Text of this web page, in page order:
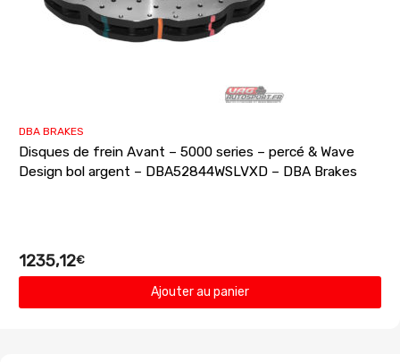
DBA BRAKES
Disques de frein Avant – 5000 series – percé & Wave
Design bol argent – DBA52844WSLVXD – DBA Brakes
1235,12€
Ajouter au panier